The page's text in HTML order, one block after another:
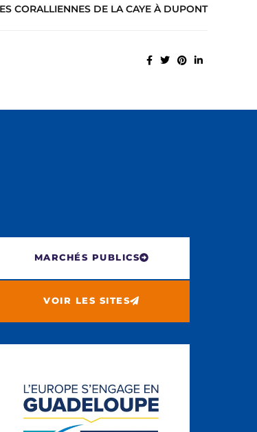
CORALLIENNES DE LA CAYE À DUPONT
MARCHÉS PUBLICS
VOIR LES SITES